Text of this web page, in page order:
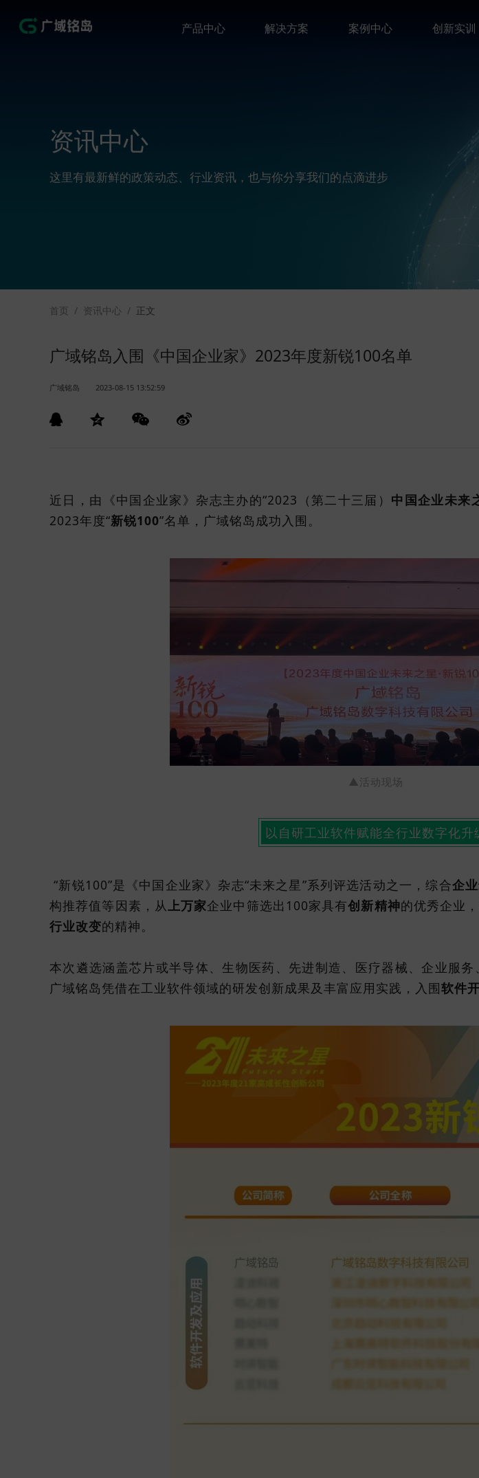
产品中心 解决方案 案例中心 创新实训
资讯中心
这里有最新鲜的政策动态、行业资讯，也与你分享我们的点滴进步
首页 / 资讯中心 / 正文
广域铭岛入围《中国企业家》2023年度新锐100名单
广域铭岛 2023-08-15 13:52:59
近日，由《中国企业家》杂志主办的“2023（第二十三届） 中国企业未来
2023年度“新锐100”名单，广域铭岛成功入围。
▲活动现场
以自研工业软件赋能全行业数字化升
“新锐100”是《中国企业家》杂志“未来之星”系列评选活动之一，综合企
构推荐值等因素，从 上万家企业中筛选出100家具有创新精神的优秀企业
行业改变的精神。
本次遴选涵盖芯片或半导体、生物医药、先进制造、医疗器械、企业服
广域铭岛凭借在工业软件领域的研发创新成果及丰富应用实践，入围软件